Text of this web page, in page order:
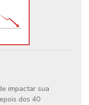
impactar sua
dos 40